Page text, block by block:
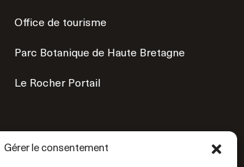
Gérer le consentement
Office de tourisme
Parc Botanique de Haute Bretagne
Le Rocher Portail